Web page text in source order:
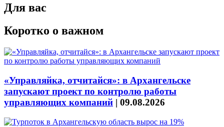
Для вас
Коротко о важном
«Управляйка, отчитайся»: в Архангельске
запускают проект по контролю работы
управляющих компаний | 09.08.2026